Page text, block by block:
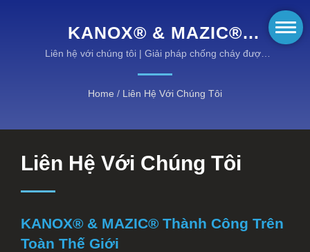
KANOX® & MAZIC®
THÀNH CÔNG TRÊN
TOÀN THẾ GIỚI | THIẾT BỊ
CHỐNG CHÁY HIỆU SUẤT
CAO CỦA KANOX®:
KHÁM PHÁ CÁC DANH
MỤC CỦA CHÚNG TÔI
Liên hệ với chúng tôi | Giải pháp chống cháy được
Home / Liên Hệ Với Chúng Tôi
Liên Hệ Với Chúng Tôi
KANOX® & MAZIC® Thành Công Trên
Toàn Thế Giới